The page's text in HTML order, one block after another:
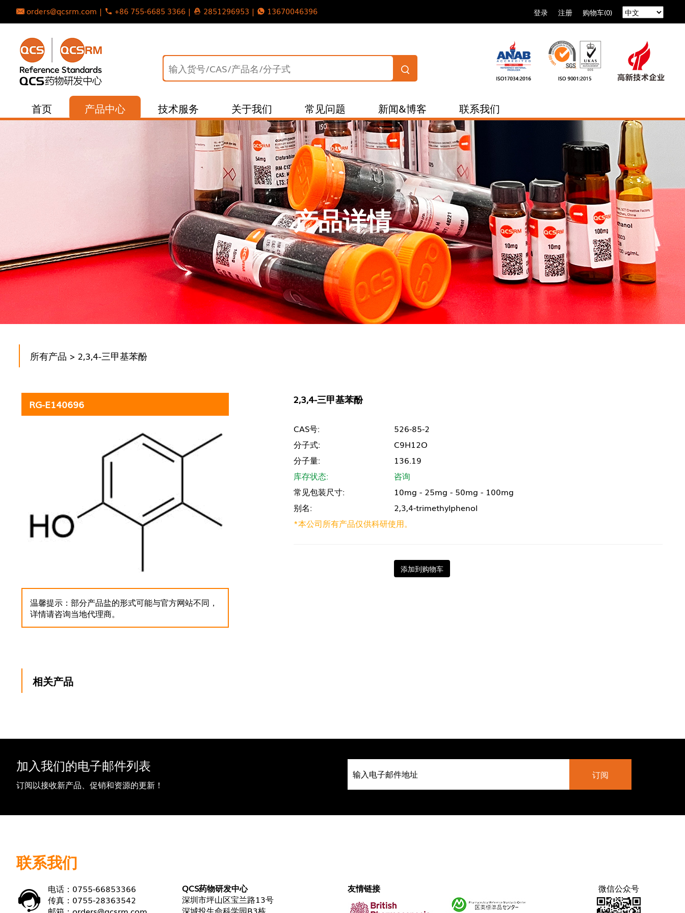
orders@qcsrm.com | +86 755-6685 3366 | 2851296953 | 13670046396 登录 注册 购物车(0)
首页 产品中心 技术服务 关于我们 常见问题 新闻&博客 联系我们
产品详情
所有产品 > 2,3,4-三甲基苯酚
RG-E140696
温馨提示：部分产品盐的形式可能与官方网站不同，
详情请咨询当地代理商。
2,3,4-三甲基苯酚
CAS号:
526-85-2
分子式:
C9H12O
分子量:
136.19
库存状态:
咨询
常见包装尺寸:
10mg - 25mg - 50mg - 100mg
别名:
2,3,4-trimethylphenol
*本公司所有产品仅供科研使用。
添加到购物车
相关产品
加入我们的电子邮件列表
订阅以接收新产品、促销和资源的更新！
联系我们
电话：0755-66853366
传真：0755-28363542
QCS药物研发中心
深圳市坪山区宝兰路13号
深城投生命科学园B3栋
友情链接 微信公众号